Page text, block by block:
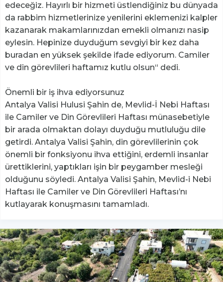
edeceğiz. Hayırlı bir hizmeti üstlendiğiniz bu dünyada
da rabbim hizmetlerinize yenilerini eklemenizi kalpler
kazanarak makamlarınızdan emekli olmanızı nasip
eylesin. Hepinize duyduğum sevgiyi bir kez daha
buradan en yüksek şekilde ifade ediyorum. Camiler
ve din görevlileri haftamız kutlu olsun“ dedi.
Önemli bir iş ihva ediyorsunuz
Antalya Valisi Hulusi Şahin de, Mevlid-İ Nebi Haftası
ile Camiler ve Din Görevlileri Haftası münasebetiyle
bir arada olmaktan dolayı duyduğu mutluluğu dile
getirdi. Antalya Valisi Şahin, din görevlilerinin çok
önemli bir fonksiyonu ihva ettiğini, erdemli insanlar
ürettiklerini, yaptıkları işin bir peygamber mesleği
olduğunu söyledi. Antalya Valisi Şahin, Mevlid-i Nebi
Haftası ile Camiler ve Din Görevlileri Haftası’nı
kutlayarak konuşmasını tamamladı.